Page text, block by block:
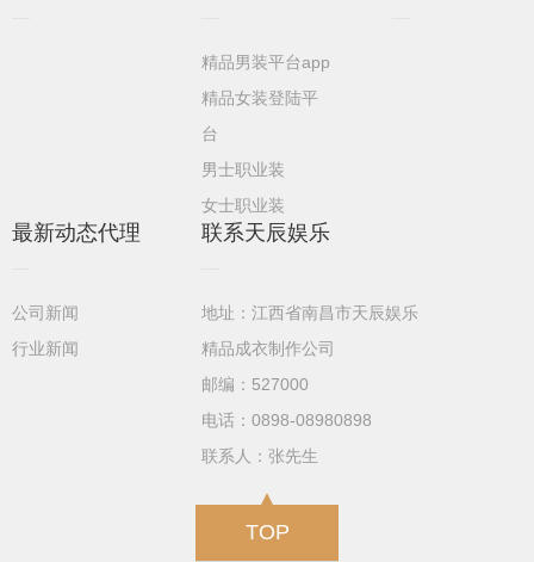
精品男装平台app
精品女装登陆平
台
男士职业装
女士职业装
最新动态代理
公司新闻
行业新闻
联系天辰娱乐
地址：江西省南昌市天辰娱乐
精品成衣制作公司
邮编：527000
电话：0898-08980898
联系人：张先生
TOP